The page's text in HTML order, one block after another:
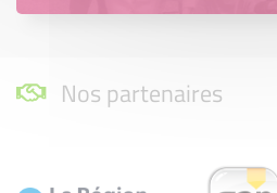
Nos partenaires